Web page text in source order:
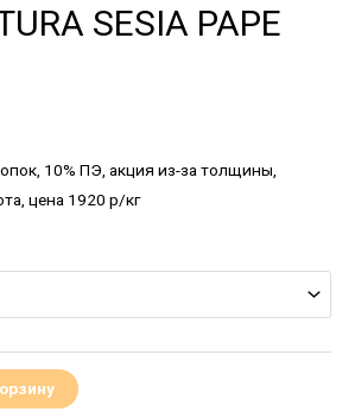
SESIA PAPE
10% ПЭ, акция из-за толщины,
цена 1920 р/кг